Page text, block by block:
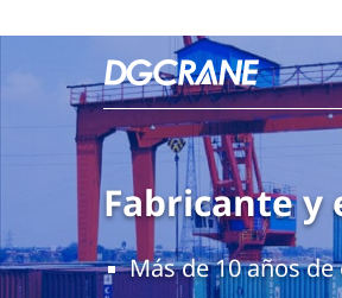
Fabricante y
Más de 10 años